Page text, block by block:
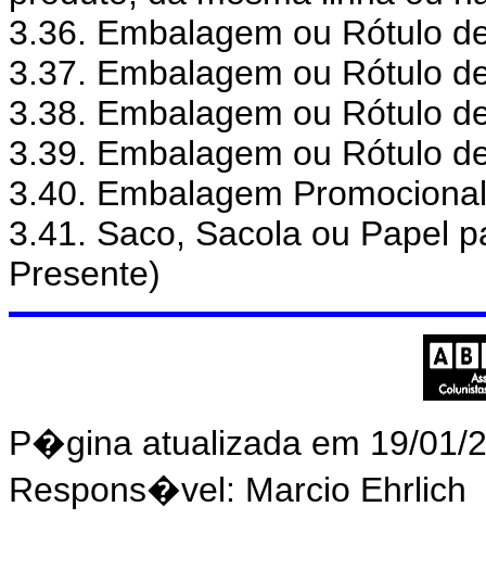
3.36. Embalagem ou Rótulo
3.37. Embalagem ou Rótulo
3.38. Embalagem ou Rótulo
3.39. Embalagem ou Rótulo
3.40. Embalagem Promocional
3.41. Saco, Sacola ou Papel
Presente)
P�gina atualizada em 19/01/
Respons�vel: Marcio Ehrlich